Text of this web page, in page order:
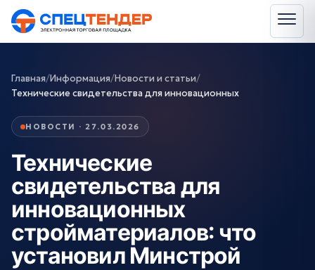
Главная/Информация/Новости и статьи/
Технические свидетельства для инновационных
НОВОСТИ · 27.03.2026
Технические
свидетельства для
инновационных
стройматериалов: что
установил Минстрой